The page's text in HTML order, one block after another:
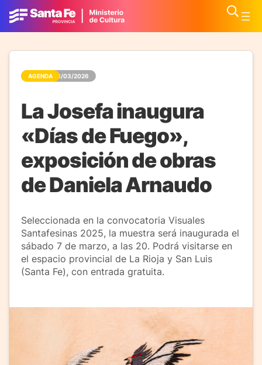
AGENDA 03/03/2026
La Josefa inaugura
«Días de Fuego»,
exposición de obras
de Daniela Arnaudo
Seleccionada en la convocatoria Visuales
Santafesinas 2025, la muestra será inaugurada el
sábado 7 de marzo, a las 20. Podrá visitarse en
el espacio provincial de La Rioja y San Luis
(Santa Fe), con entrada gratuita.